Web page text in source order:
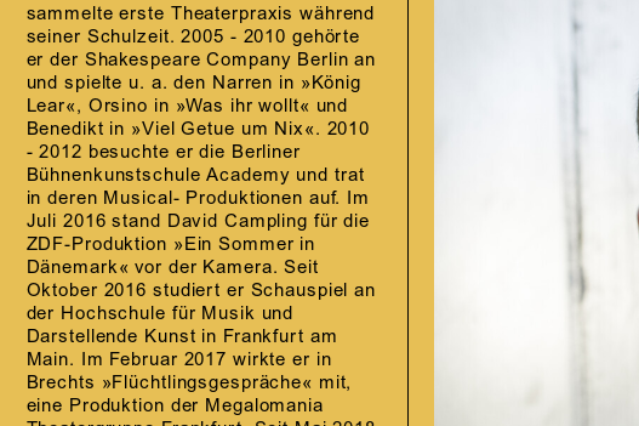
sammelte erste Theaterpraxis während
seiner Schulzeit. 2005 - 2010 gehörte
er der Shakespeare Company Berlin an
und spielte u. a. den Narren in »König
Lear«, Orsino in »Was ihr wollt« und
Benedikt in »Viel Getue um Nix«. 2010
- 2012 besuchte er die Berliner
Bühnenkunstschule Academy und trat
in deren Musical- Produktionen auf. Im
Juli 2016 stand David Campling für die
ZDF-Produktion »Ein Sommer in
Dänemark« vor der Kamera. Seit
Oktober 2016 studiert er Schauspiel an
der Hochschule für Musik und
Darstellende Kunst in Frankfurt am
Main. Im Februar 2017 wirkte er in
Brechts »Flüchtlingsgespräche« mit,
eine Produktion der Megalomania